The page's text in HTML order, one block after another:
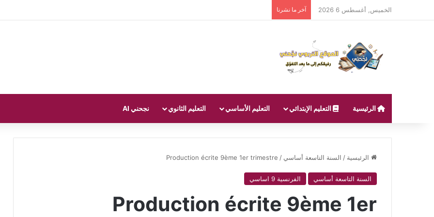
الخميس, أغسطس 6 2026 آخر ما نشرنا
الرئيسية التعليم الإبتدائي التعليم الأساسي التعليم الثانوي نجحني AI
الرئيسية / السنة التاسعة أساسي /
Production écrite 9ème 1er trimestre
السنة التاسعة أساسي الفرنسية 9 اساسي
Production écrite 9ème 1er